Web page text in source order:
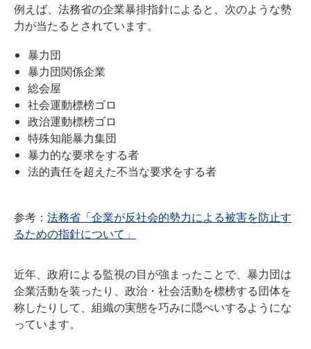
例えば、法務省の企業暴排指針によると、次のような勢
力が当たるとされています。
暴力団
暴力団関係企業
総会屋
社会運動標榜ゴロ
政治運動標榜ゴロ
特殊知能暴力集団
暴力的な要求をする者
法的責任を超えた不当な要求をする者
参考： 法務省「企業が反社会的勢力による被害を防止す
るための指針について」
近年、政府による監視の目が強まったことで、暴力団は
企業活動を装ったり、政治・社会活動を標榜する団体を
称したりして、組織の実態を巧みに隠ぺいするようにな
っています。